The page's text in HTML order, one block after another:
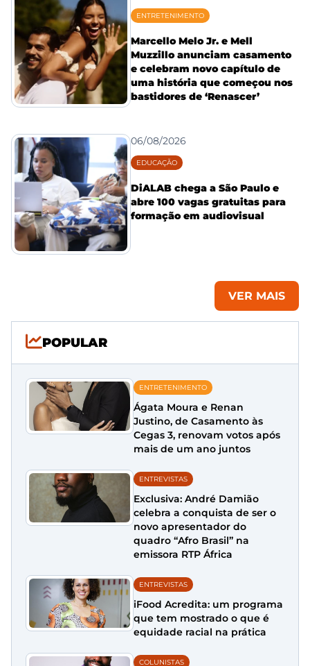
ENTRETENIMENTO
Marcello Melo Jr. e Mell
Muzzillo anunciam casamento
e celebram novo capítulo de
uma história que começou nos
bastidores de ‘Renascer’
06/08/2026
EDUCAÇÃO
DiALAB chega a São Paulo e
abre 100 vagas gratuitas para
formação em audiovisual
VER MAIS
POPULAR
ENTRETENIMENTO
Ágata Moura e Renan
Justino, de Casamento às
Cegas 3, renovam votos após
mais de um ano juntos
ENTREVISTAS
Exclusiva: André Damião
celebra a conquista de ser o
novo apresentador do
quadro “Afro Brasil” na
emissora RTP África
ENTREVISTAS
iFood Acredita: um programa
que tem mostrado o que é
equidade racial na prática
COLUNISTAS